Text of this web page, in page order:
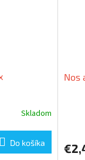
Skladom
Do košíka
Nos